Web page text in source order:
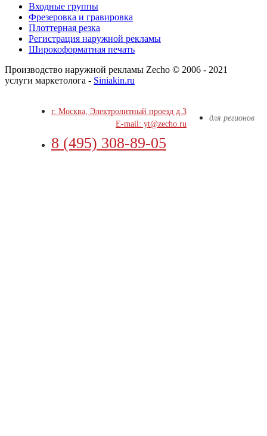
Входные группы
Фрезеровка и гравировка
Плоттерная резка
Регистрация наружной рекламы
Широкоформатная печать
Производство наружной рекламы Zecho © 2006 - 2021
услуги маркетолога - Siniakin.ru
г. Москва, Электролитный проезд д.3
E-mail: yt@zecho.ru
для регионов
8 (495) 308-89-05